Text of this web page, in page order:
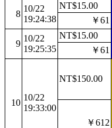
8
10/22
19:24:38
NT$15.00
￥61
9
10/22
19:25:35
NT$15.00
￥61
10
10/22
19:33:00
NT$150.00
￥612